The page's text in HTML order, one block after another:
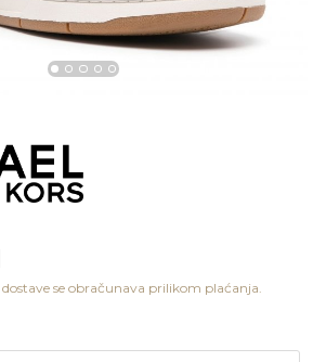
se obračunava prilikom plaćanja.